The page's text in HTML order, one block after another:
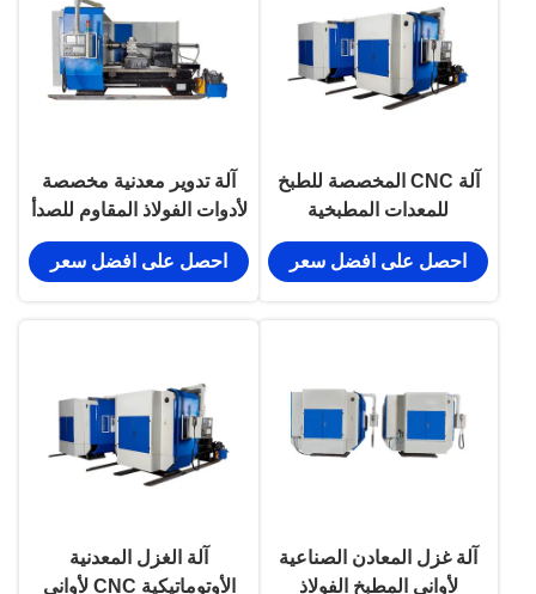
آلة CNC المخصصة للطبخ
للمعدات المطبخية
احصل على افضل سعر
آلة تدوير معدنية مخصصة
لأدوات الفولاذ المقاوم للصدأ
احصل على افضل سعر
آلة غزل المعادن الصناعية
لأواني المطبخ الفولاذ
آلة الغزل المعدنية
الأوتوماتيكية CNC لأواني